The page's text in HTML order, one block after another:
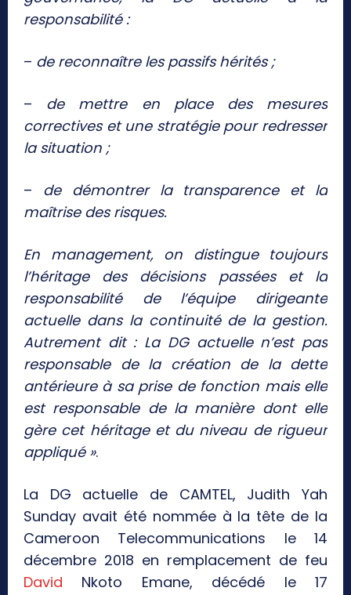
responsabilité :
– de reconnaître les passifs hérités ;
– de mettre en place des mesures
correctives et une stratégie pour redresser
la situation ;
– de démontrer la transparence et la
maîtrise des risques.
En management, on distingue toujours
l’héritage des décisions passées et la
responsabilité de l’équipe dirigeante
actuelle dans la continuité de la gestion.
Autrement dit : La DG actuelle n’est pas
responsable de la création de la dette
antérieure à sa prise de fonction mais elle
est responsable de la manière dont elle
gère cet héritage et du niveau de rigueur
appliqué ».
La DG actuelle de CAMTEL, Judith Yah
Sunday avait été nommée à la tête de la
Cameroon Telecommunications le 14
décembre 2018 en remplacement de feu
David Nkoto Emane, décédé le 17